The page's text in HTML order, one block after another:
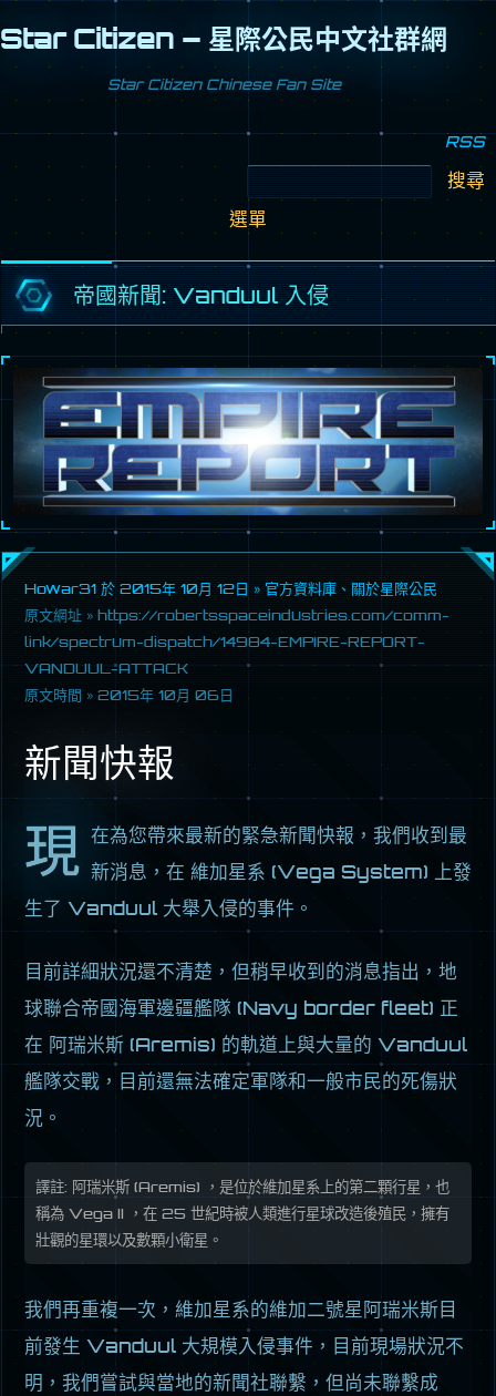
Star Citizen – 星際公民中文社群網
Star Citizen Chinese Fan Site
RSS
搜
尋
關
鍵
字:
選單
跳
區
帝國新聞: Vanduul 入侵
Howar31 於 2015年 10月 12日 » 官方資料庫 、 關於星際公民
原文網址 » https://robertsspaceindustries.com/comm-
link/spectrum-dispatch/14984-EMPIRE-REPORT-
VANDUUL-ATTACK
原文時間 » 2015年 10月 06日
新聞快報
現 在為您帶來最新的緊急新聞快報，我們收到最
新消息，在 維加星系 (Vega System) 上發
生了 Vanduul 大舉入侵的事件。
目前詳細狀況還不清楚，但稍早收到的消息指出，地
球聯合帝國海軍邊疆艦隊 (Navy border fleet) 正
在 阿瑞米斯 (Aremis) 的軌道上與大量的 Vanduul
艦隊交戰，目前還無法確定軍隊和一般市民的死傷狀
況。
譯註: 阿瑞米斯 (Aremis) ，是位於維加星系上的第二顆行星，也
稱為 Vega II ，在 25 世紀時被人類進行星球改造後殖民，擁有
壯觀的星環以及數顆小衛星。
我們再重複一次，維加星系的維加二號星阿瑞米斯目
前發生 Vanduul 大規模入侵事件，目前現場狀況不
明，我們嘗試與當地的新聞社聯繫，但尚未聯繫成